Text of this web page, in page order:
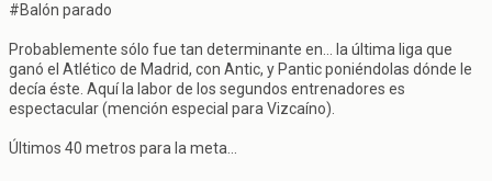
#Balón parado
Probablemente sólo fue tan determinante en... la última liga que
ganó el Atlético de Madrid, con Antic, y Pantic poniéndolas dónde le
decía éste. Aquí la labor de los segundos entrenadores es
espectacular (mención especial para Vizcaíno).
Últimos 40 metros para la meta...